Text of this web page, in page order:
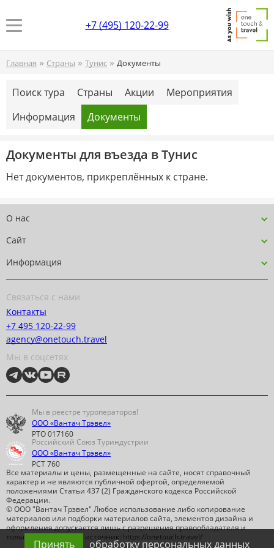
+7 (495) 120-22-99
Главная » Страны » Тунис » Документы
Поиск тура Страны Акции
Мероприятия
Информация
Документы
Документы для въезда в Тунис
Нет документов, прикреплённых к стране.
О нас
Сайт
Информация
Связаться с нами
Контакты
+7 495 120-22-99
agency@onetouch.travel
Мы в соцсетях
Мы в реестре туроператоров!
ООО «Вантач Трэвел»
РТО 017160
Все материалы и цены, размещенные на сайте, носят справочный
характер и не являются публичной офертой, определяемой
положениями Статьи 437 (2) Гражданского кодекса Российской
Федерации.
Российский Союз Туриндустрии
ООО «Вантач Трэвел»
РСТ 760
© ООО "Вантач Трэвел" Любое использование либо копирование
материалов или подборки материалов сайта, элементов дизайна и
оформления допускается лишь с разрешения правообладателя и
только со ссылкой на источник: https://onetouch.travel/
обработку персональных данных
Принять